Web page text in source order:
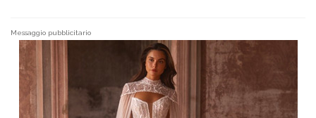
Messaggio pubblicitario